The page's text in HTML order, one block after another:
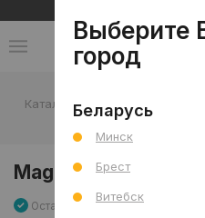
Каталог -
Magma Warm
Magma Warm Antic
Остаток 5.04 м2 Артикул:
Выберите
город
Беларусь
Минск
Брест
Витебск